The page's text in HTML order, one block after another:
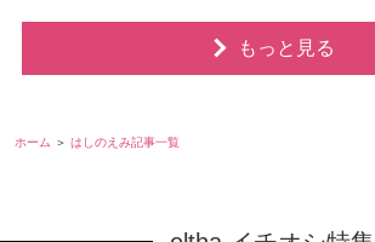
もっと見る
ホーム はしのえみ記事一覧